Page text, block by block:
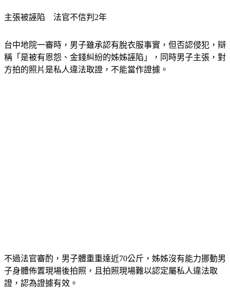
主張被誣陷　法官不信判2年
台中地院一審時，男子雖承認有脫衣服事實，但否認侵犯，辯
稱「是被有恩怨、金錢糾紛的姊姊誣陷」，同時男子主張，對
方拍的照片是私人違法取證，不能當作證據。
不過法官審酌，男子體重重達近70公斤，姊姊沒有能力挪動男
子身體佈置現場後拍照，且拍照現場難以認定屬私人違法取
證，認為證據有效。